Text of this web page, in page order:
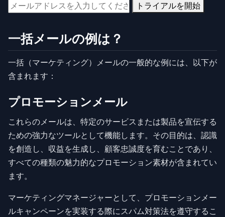
トライアルを開始
一括メールの例は？
一括（マーケティング）メールの一般的な例には、以下が
含まれます：
プロモーションメール
これらのメールは、特定のサービスまたは製品を宣伝する
ための強力なツールとして機能します。その目的は、認識
を創造し、収益を生成し、顧客忠誠度を育むことであり、
すべての種類の魅力的なプロモーション素材が含まれてい
ます。
マーケティングマネージャーとして、プロモーションメー
ルキャンペーンを実装する際にスパム対策法を遵守するこ